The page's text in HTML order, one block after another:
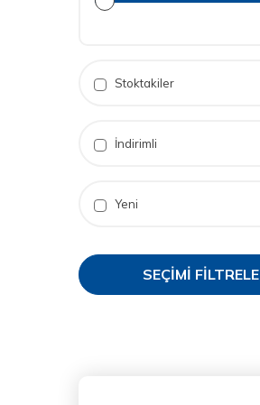
Stoktakiler
İndirimli
Yeni
SEÇIMI FILTRELE